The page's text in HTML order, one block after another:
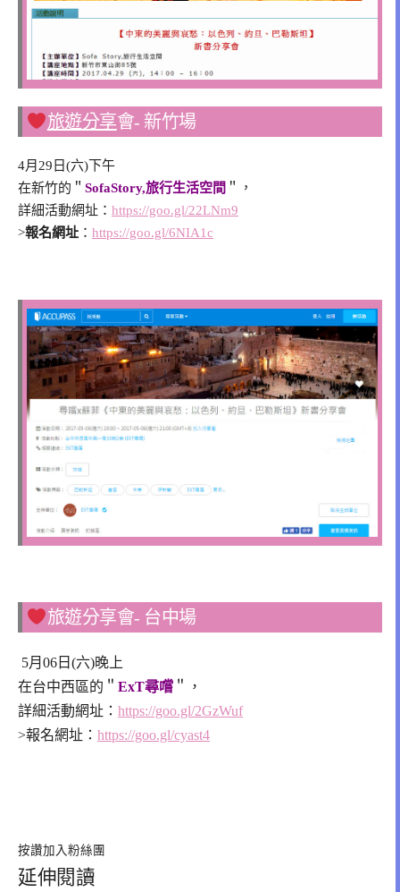
旅遊分享會- 新竹場
4月29日(六)下午
在新竹的＂ SofaStory,旅行生活空間 ＂，
詳細活動網址： https://goo.gl/22LNm9
>報名網址 ： https://goo.gl/6NIA1c
旅遊分享會- 台中場
5月06日(六)晚上
在台中西區的＂ ExT尋嚐 ＂，
詳細活動網址： https://goo.gl/2GzWuf
>報名網址： https://goo.gl/cyast4
按讚加入粉絲團
延伸閱讀